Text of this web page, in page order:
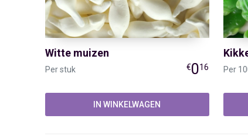
Witte muizen
Per stuk €016
IN WINKELWAGEN
Per